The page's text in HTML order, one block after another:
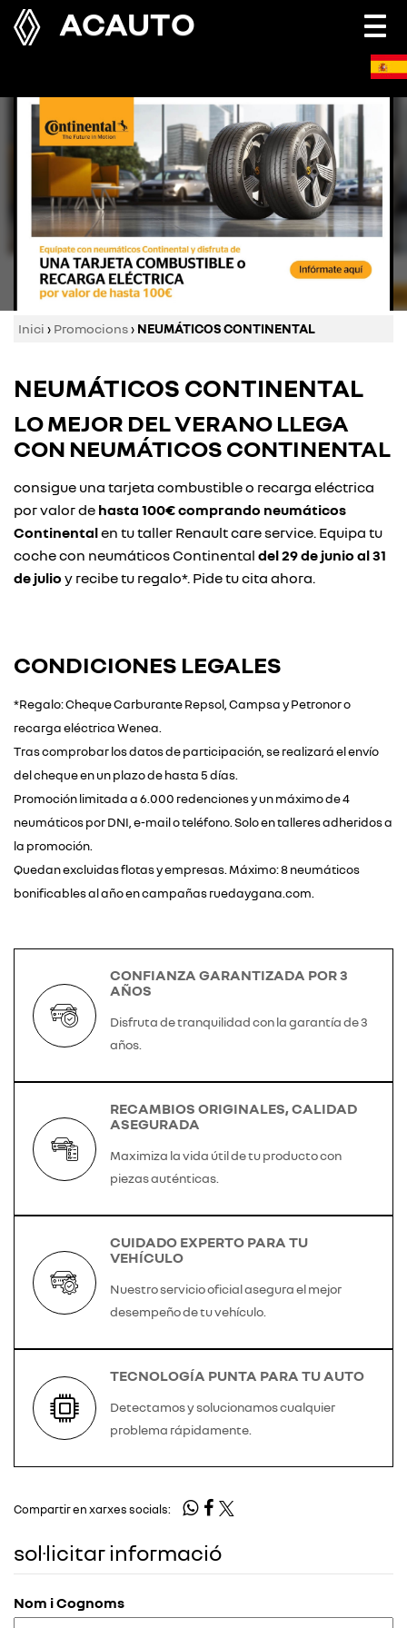
ACAUTO
Inici › Promocions› NEUMÁTICOS CONTINENTAL
NEUMÁTICOS CONTINENTAL
LO MEJOR DEL VERANO LLEGA
CON NEUMÁTICOS CONTINENTAL
consigue una tarjeta combustible o recarga eléctrica
por valor de hasta 100€ comprando neumáticos
Continentalen tu taller Renault care service. Equipa tu
coche con neumáticos Continental del 29 de junio al 31
de julio y recibe tu regalo*. Pide tu cita ahora.
CONDICIONES LEGALES
*Regalo: Cheque Carburante Repsol, Campsa y Petronor o
recarga eléctrica Wenea.
Tras comprobar los datos de participación, se realizará el envío
del cheque en un plazo de hasta 5 días.
Promoción limitada a 6.000 redenciones y un máximo de 4
neumáticos por DNI, e-mail o teléfono. Solo en talleres adheridos a
la promoción.
Quedan excluidas flotas y empresas. Máximo: 8 neumáticos
bonificables al año en campañas ruedaygana.com.
CONFIANZA GARANTIZADA POR 3
AÑOS
Disfruta de tranquilidad con la garantía de 3
años.
RECAMBIOS ORIGINALES, CALIDAD
ASEGURADA
Maximiza la vida útil de tu producto con
piezas auténticas.
CUIDADO EXPERTO PARA TU
VEHÍCULO
Nuestro servicio oficial asegura el mejor
desempeño de tu vehículo.
TECNOLOGÍA PUNTA PARA TU AUTO
Detectamos y solucionamos cualquier
problema rápidamente.
Compartir en xarxes socials:
sol·licitar informació
Nom i Cognoms